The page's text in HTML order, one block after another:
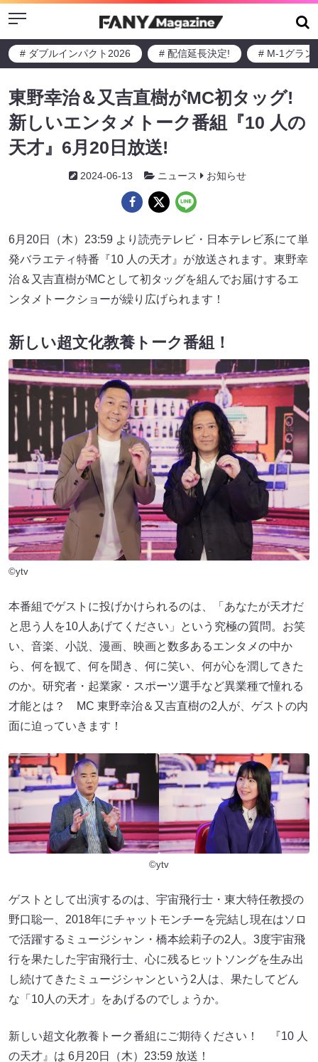
Menu
# ダブルインパクト2026 # 配信延長決定! # M-1グラン
東野幸治＆又吉直樹がMC初タッグ!
新しいエンタメトーク番組『10 人の
天才』6月20日放送!
2024-06-13 ニュース お知らせ
6月20日（木）23:59 より読売テレビ・日本テレビ系にて単
発バラエティ特番『10 人の天才』が放送されます。東野幸
治＆又吉直樹がMCとして初タッグを組んでお届けするエ
ンタメトークショーが繰り広げられます！
新しい超文化教養トーク番組！
©ytv
本番組でゲストに投げかけられるのは、「あなたが天才だ
と思う人を10人あげてください」という究極の質問。お笑
い、音楽、小説、漫画、映画と数多あるエンタメの中か
ら、何を観て、何を聞き、何に笑い、何が心を潤してきた
のか。研究者・起業家・スポーツ選手など異業種で憧れる
才能とは？ MC 東野幸治＆又吉直樹の2人が、ゲストの内
面に迫っていきます！
©ytv
ゲストとして出演するのは、宇宙飛行士・東大特任教授の
野口聡一、2018年にチャットモンチーを完結し現在はソロ
で活躍するミュージシャン・橋本絵莉子の2人。3度宇宙飛
行を果たした宇宙飛行士、心に残るヒットソングを生み出
し続けてきたミュージシャンという2人は、果たしてどん
な「10人の天才」をあげるのでしょうか。
新しい超文化教養トーク番組にご期待ください！ 『10 人
の天才』は 6月20日（木）23:59 放送！